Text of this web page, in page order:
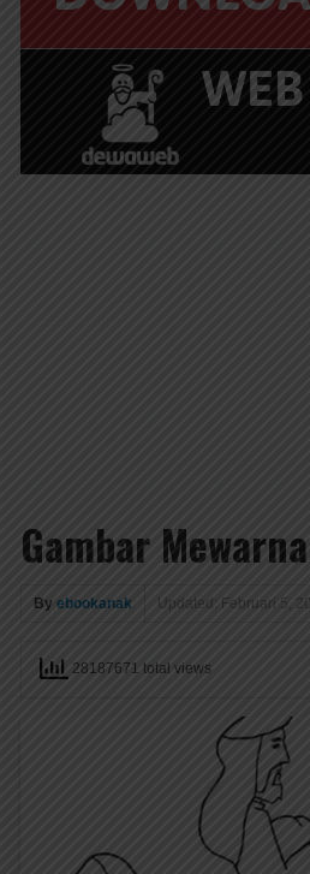
Gambar
By ebookanak Updated: Februari 5,
28187671 total views